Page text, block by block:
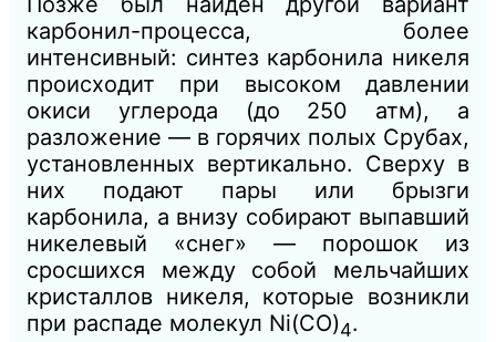
карбонил-процесса, более
интенсивный: синтез карбонила никеля
происходит при высоком давлении
окиси углерода (до 250 атм), а
разложение — в горячих полых Срубах,
установленных вертикально. Сверху в
них подают пары или брызги
карбонила, а внизу собирают выпавший
никелевый «снег» — порошок из
сросшихся между собой мельчайших
кристаллов никеля, которые возникли
при распаде молекул Ni(CO)4.